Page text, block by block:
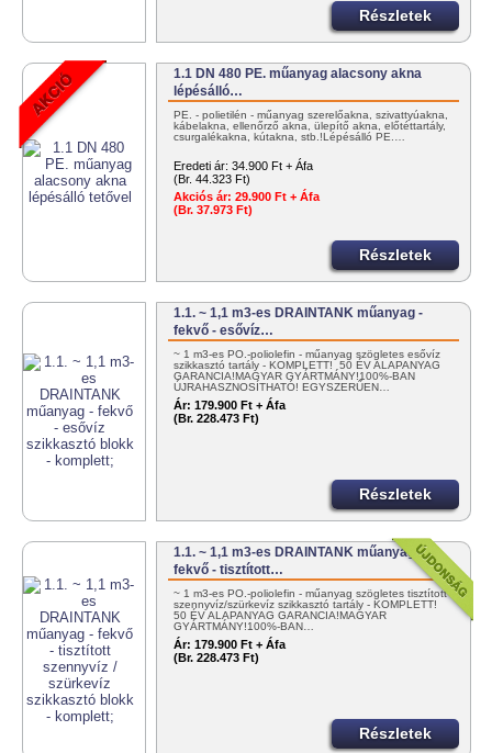
Részletek
1.1 DN 480 PE. műanyag alacsony akna
lépésálló…
PE. - polietilén - műanyag szerelőakna, szivattyúakna,
kábelakna, ellenőrző akna, ülepítő akna, előtéttartály,
csurgalékakna, kútakna, stb.!Lépésálló PE.…
Eredeti ár: 34.900 Ft + Áfa
(Br. 44.323 Ft)
Akciós ár: 29.900 Ft + Áfa
(Br. 37.973 Ft)
Részletek
1.1. ~ 1,1 m3-es DRAINTANK műanyag -
fekvő - esővíz…
~ 1 m3-es PO.-poliolefin - műanyag szögletes esővíz
szikkasztó tartály - KOMPLETT! 50 ÉV ALAPANYAG
GARANCIA!MAGYAR GYÁRTMÁNY!100%-BAN
ÚJRAHASZNOSÍTHATÓ! EGYSZERŰEN…
Ár: 179.900 Ft + Áfa
(Br. 228.473 Ft)
Részletek
1.1. ~ 1,1 m3-es DRAINTANK műanyag -
fekvő - tisztított…
~ 1 m3-es PO.-poliolefin - műanyag szögletes tisztított
szennyvíz/szürkevíz szikkasztó tartály - KOMPLETT!
50 ÉV ALAPANYAG GARANCIA!MAGYAR
GYÁRTMÁNY!100%-BAN…
Ár: 179.900 Ft + Áfa
(Br. 228.473 Ft)
Részletek